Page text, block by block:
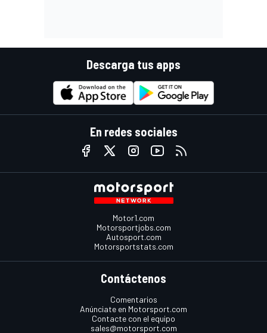
Descarga tus apps
En redes sociales
Motor1.com
Motorsportjobs.com
Autosport.com
Motorsportstats.com
Contáctenos
Comentarios
Anúnciate en Motorsport.com
Contacte con el equipo
sales@motorsport.com